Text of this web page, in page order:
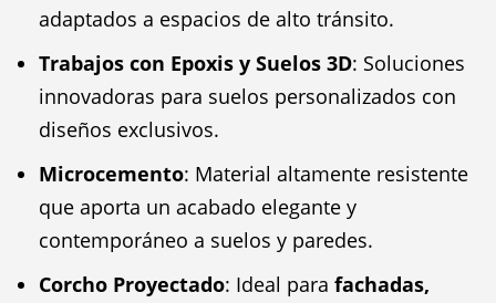
adaptados a espacios de alto tránsito.
Trabajos con Epoxis y Suelos 3D: Soluciones
innovadoras para suelos personalizados con
diseños exclusivos.
Microcemento: Material altamente resistente
que aporta un acabado elegante y
contemporáneo a suelos y paredes.
Corcho Proyectado: Ideal para fachadas,